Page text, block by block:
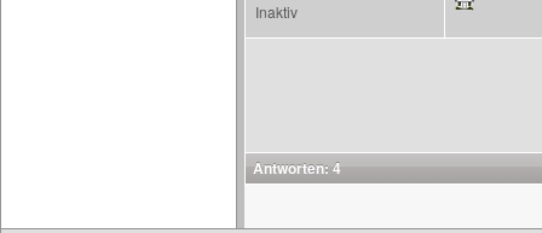
Inaktiv
Antworten: 4